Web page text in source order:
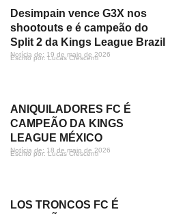
Desimpain vence G3X nos
shootouts e é campeão do
Split 2 da Kings League Brazil
Notícia de: 19 de maio de 2026
Escrito por: Lucas Crescenti
ANIQUILADORES FC É
CAMPEÃO DA KINGS
LEAGUE MÉXICO
Notícia de: 18 de maio de 2026
Escrito por: Lucas Crescenti
LOS TRONCOS FC É